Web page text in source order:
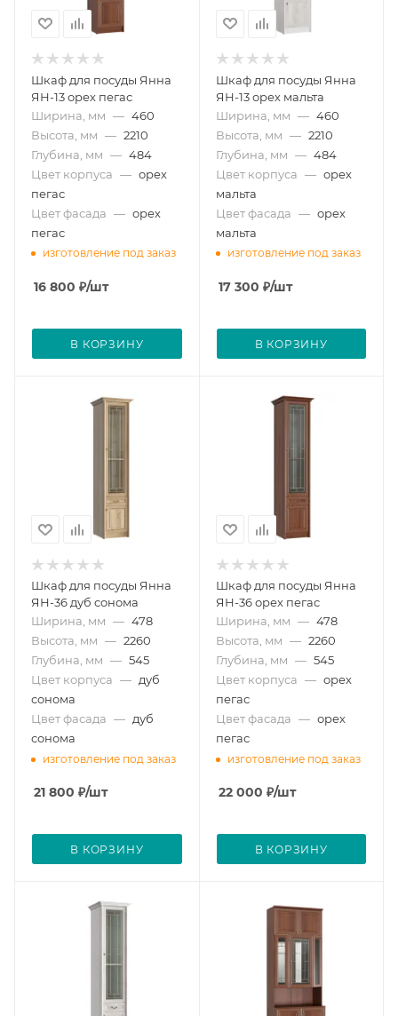
Шкаф для посуды Янна
ЯН-13 орех пегас
Ширина, мм — 460
Высота, мм — 2210
Глубина, мм — 484
Цвет корпуса — орех
пегас
Цвет фасада — орех
пегас
изготовление под заказ
16 800 ₽/шт
В КОРЗИНУ
Шкаф для посуды Янна
ЯН-13 орех мальта
Ширина, мм — 460
Высота, мм — 2210
Глубина, мм — 484
Цвет корпуса — орех
мальта
Цвет фасада — орех
мальта
изготовление под заказ
17 300 ₽/шт
В КОРЗИНУ
Шкаф для посуды Янна
ЯН-36 дуб сонома
Ширина, мм — 478
Высота, мм — 2260
Глубина, мм — 545
Цвет корпуса — дуб
сонома
Цвет фасада — дуб
сонома
изготовление под заказ
21 800 ₽/шт
В КОРЗИНУ
Шкаф для посуды Янна
ЯН-36 орех пегас
Ширина, мм — 478
Высота, мм — 2260
Глубина, мм — 545
Цвет корпуса — орех
пегас
Цвет фасада — орех
пегас
изготовление под заказ
22 000 ₽/шт
В КОРЗИНУ